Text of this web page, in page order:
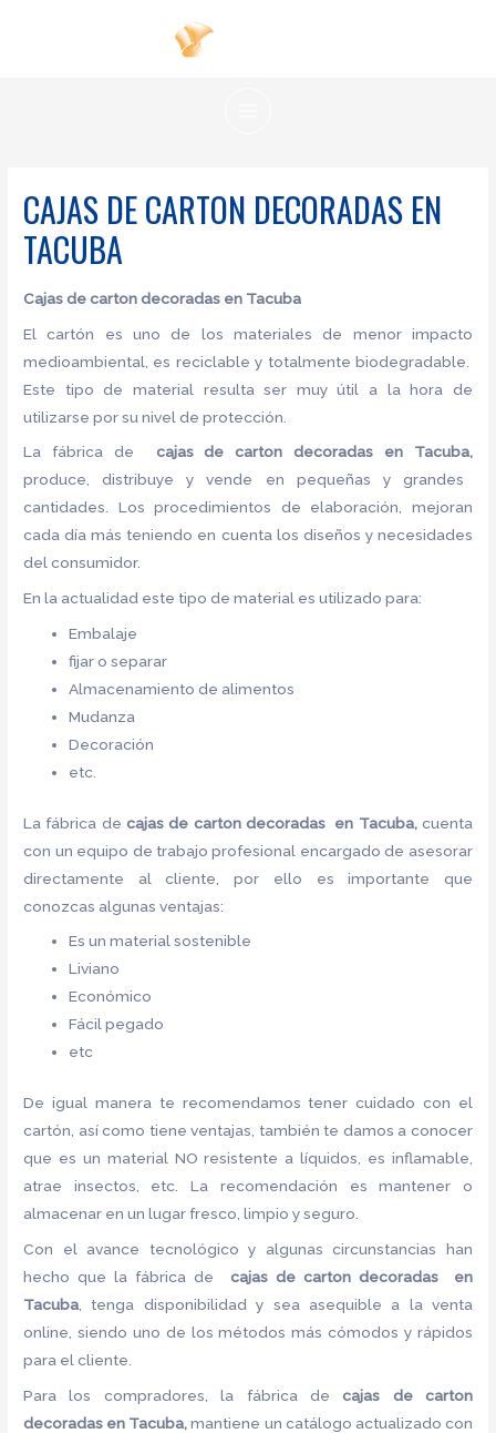
CAJAS DE CARTON DECORADAS EN
TACUBA
Cajas de carton decoradas en Tacuba
El cartón es uno de los materiales de menor impacto
medioambiental, es reciclable y totalmente biodegradable.
Este tipo de material resulta ser muy útil a la hora de
utilizarse por su nivel de protección.
La fábrica de cajas de carton decoradas en Tacuba,
produce, distribuye y vende en pequeñas y grandes
cantidades. Los procedimientos de elaboración, mejoran
cada día más teniendo en cuenta los diseños y necesidades
del consumidor.
En la actualidad este tipo de material es utilizado para:
Embalaje
fijar o separar
Almacenamiento de alimentos
Mudanza
Decoración
etc.
La fábrica de cajas de carton decoradas en Tacuba, cuenta
con un equipo de trabajo profesional encargado de asesorar
directamente al cliente, por ello es importante que
conozcas algunas ventajas:
Es un material sostenible
Liviano
Económico
Fácil pegado
etc
De igual manera te recomendamos tener cuidado con el
cartón, así como tiene ventajas, también te damos a conocer
que es un material NO resistente a líquidos, es inflamable,
atrae insectos, etc. La recomendación es mantener o
almacenar en un lugar fresco, limpio y seguro.
Con el avance tecnológico y algunas circunstancias han
hecho que la fábrica de cajas de carton decoradas en
Tacuba , tenga disponibilidad y sea asequible a la venta
online, siendo uno de los métodos más cómodos y rápidos
para el cliente.
Para los compradores, la fábrica decajas de carton
decoradas en Tacuba,mantiene un catálogo actualizado con